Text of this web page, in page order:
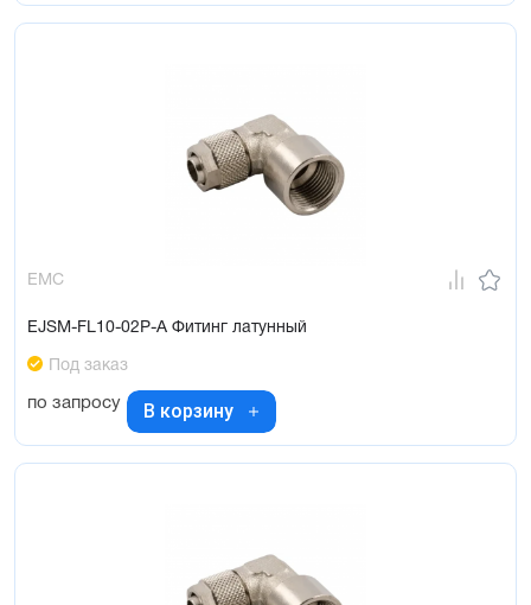
EMC
EJSM-FL10-02P-A Фитинг латунный
Под заказ
по запросу В корзину